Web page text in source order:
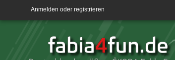
Anmelden oder registrieren